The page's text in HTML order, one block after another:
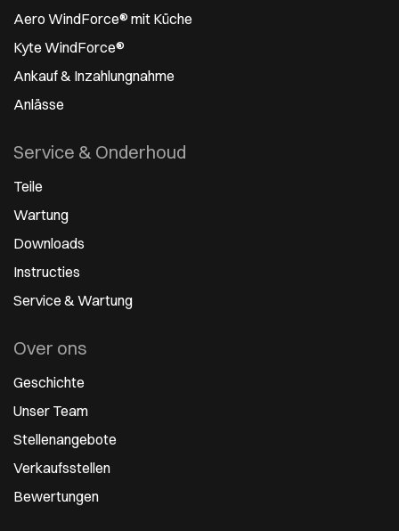
Aero WindForce® mit Küche
Kyte WindForce®
Ankauf & Inzahlungnahme
Anlässe
Service & Onderhoud
Teile
Wartung
Downloads
Instructies
Service & Wartung
Over ons
Geschichte
Unser Team
Stellenangebote
Verkaufsstellen
Bewertungen